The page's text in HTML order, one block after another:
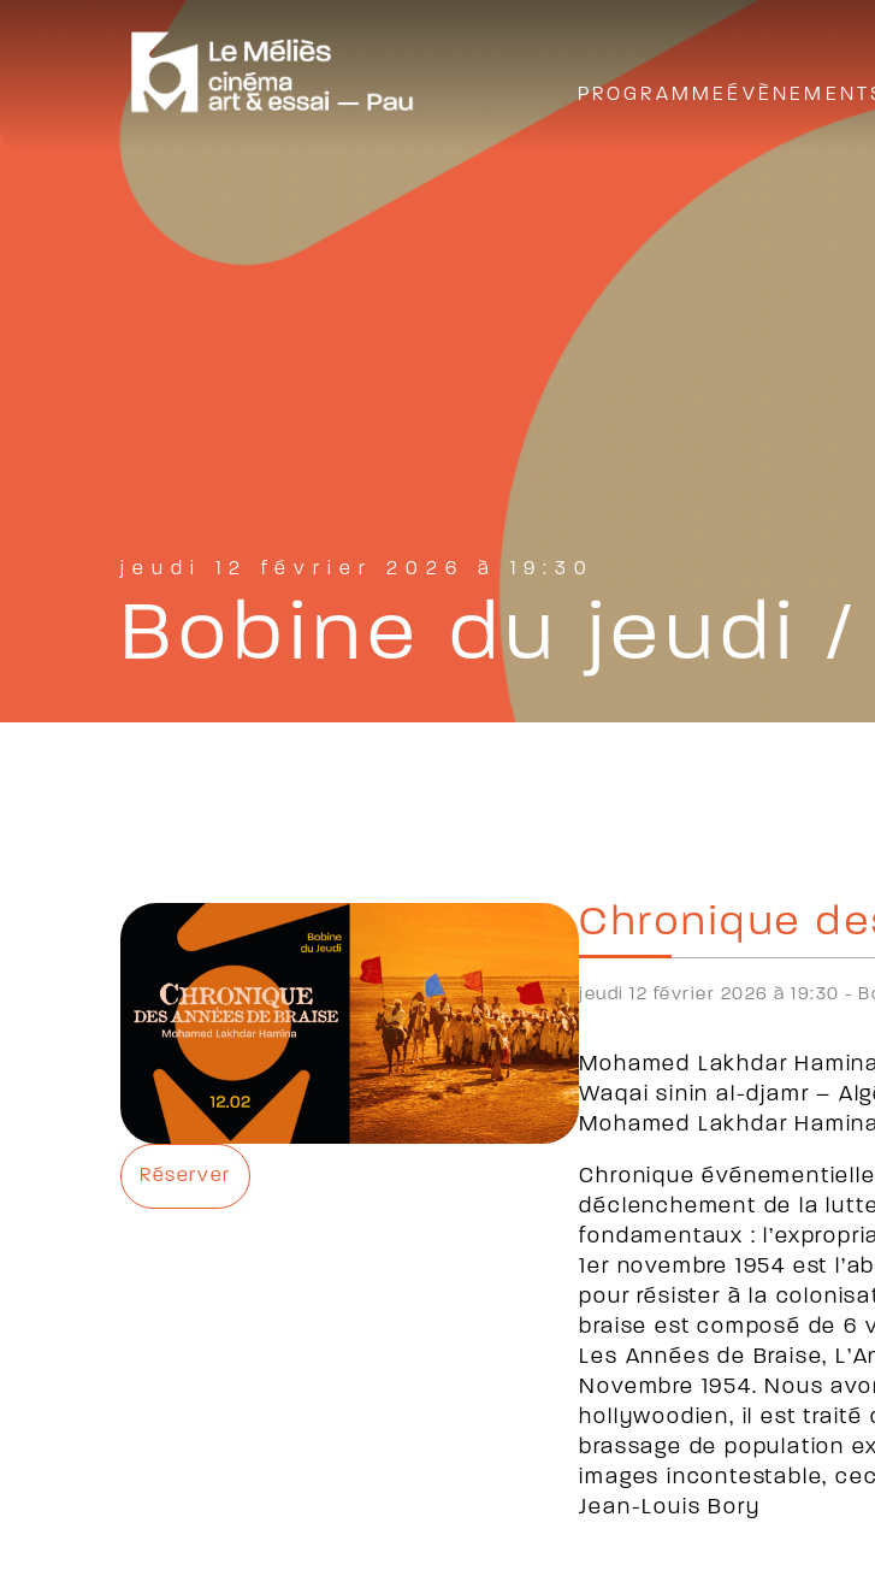
PROGRAMME
jeudi 12 février 2026 à 19:30
Bobine du jeudi
Réserver
Chronique
jeudi 12 février 2026 à 19:30 -
Mohamed Lakhdar Hamina
Waqai sinin al-djamr –
Mohamed Lakhdar
Chronique événementielle
déclenchement de la
fondamentaux :
1er novembre 1954 est
pour résister à la
braise est composé de 6
Les Années de Braise,
Novembre 1954. Nous
hollywoodien, il est traité
brassage de population
images incontestable,
Jean-Louis Bory